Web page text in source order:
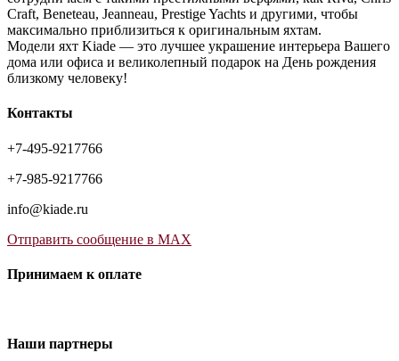
Craft, Beneteau, Jeanneau, Prestige Yachts и другими, чтобы
максимально приблизиться к оригинальным яхтам.
Модели яхт Kiade — это лучшее украшение интерьера Вашего
дома или офиса и великолепный подарок на День рождения
близкому человеку!
Контакты
+7-495-9217766
+7-985-9217766
info@kiade.ru
Отправить сообщение в MAX
Принимаем к оплате
Наши партнеры